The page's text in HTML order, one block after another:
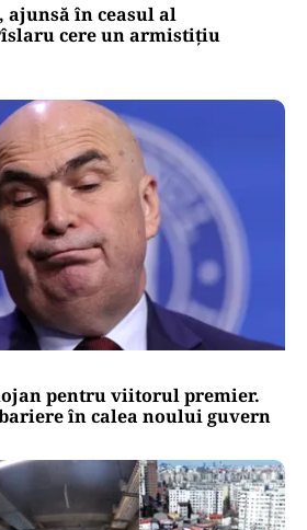
ajunsă în ceasul al
cere un armistițiu
pentru viitorul premier.
în calea noului guvern